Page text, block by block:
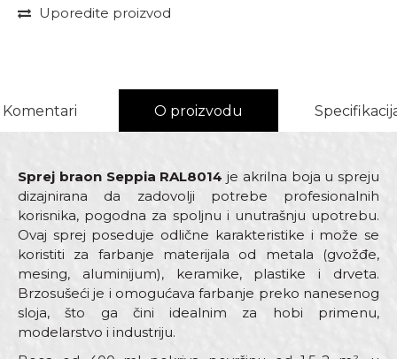
Uporedite proizvod
Komentari O proizvodu
Sprej braon Seppia RAL8014 je akrilna boja u spreju
dizajnirana da zadovolji potrebe profesionalnih
korisnika, pogodna za spoljnu i unutrašnju upotrebu.
Ovaj sprej poseduje odlične karakteristike i može se
koristiti za farbanje materijala od metala (gvožđe,
mesing, aluminijum), keramike, plastike i drveta.
Brzosušeći je i omogućava farbanje preko nanesenog
sloja, što ga čini idealnim za hobi primenu,
modelarstvo i industriju.